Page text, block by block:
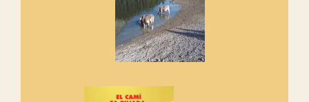
Els Centpeus signen el
Manifest a favor dels Camins
adhereix-te al manifest!